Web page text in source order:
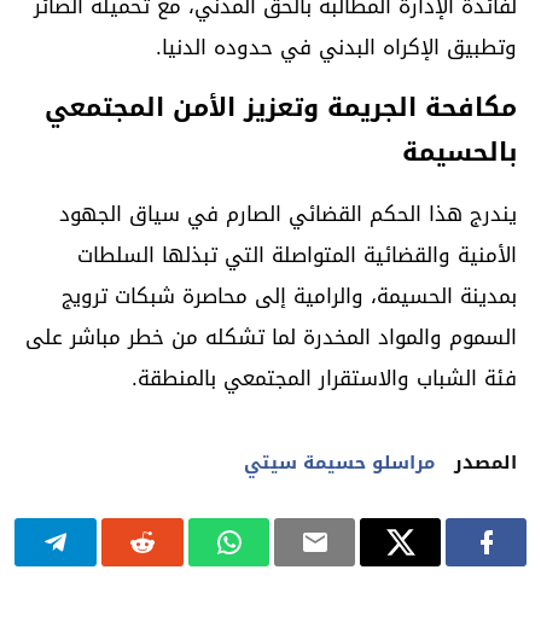
وتطبيق الإكراه البدني في حدوده الدنيا.
مكافحة الجريمة وتعزيز الأمن المجتمعي
بالحسيمة
يندرج هذا الحكم القضائي الصارم في سياق الجهود
الأمنية والقضائية المتواصلة التي تبذلها السلطات
بمدينة الحسيمة، والرامية إلى محاصرة شبكات ترويج
السموم والمواد المخدرة لما تشكله من خطر مباشر على
فئة الشباب والاستقرار المجتمعي بالمنطقة.
المصدر مراسلو حسيمة سيتي